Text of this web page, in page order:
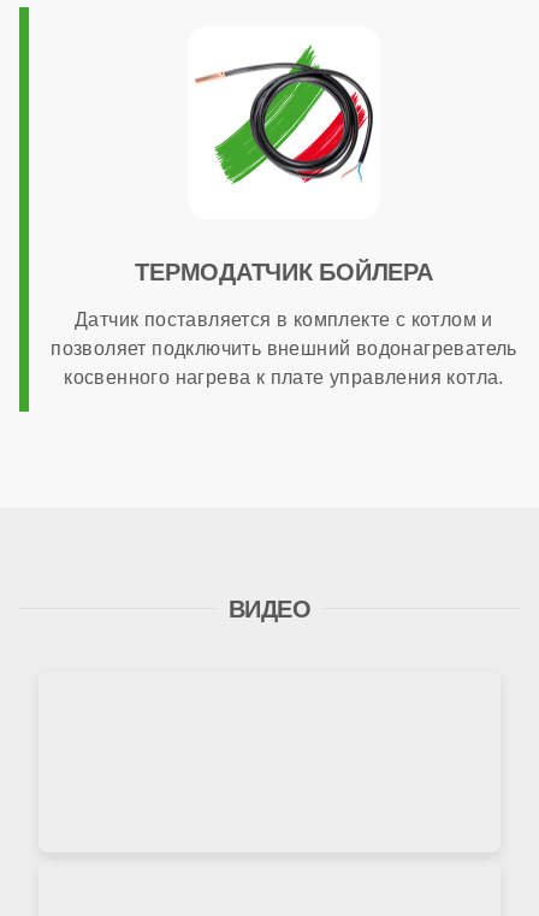
ТЕРМОДАТЧИК БОЙЛЕРА
Датчик поставляется в комплекте с котлом и
позволяет подключить внешний водонагреватель
косвенного нагрева к плате управления котла.
ВИДЕО